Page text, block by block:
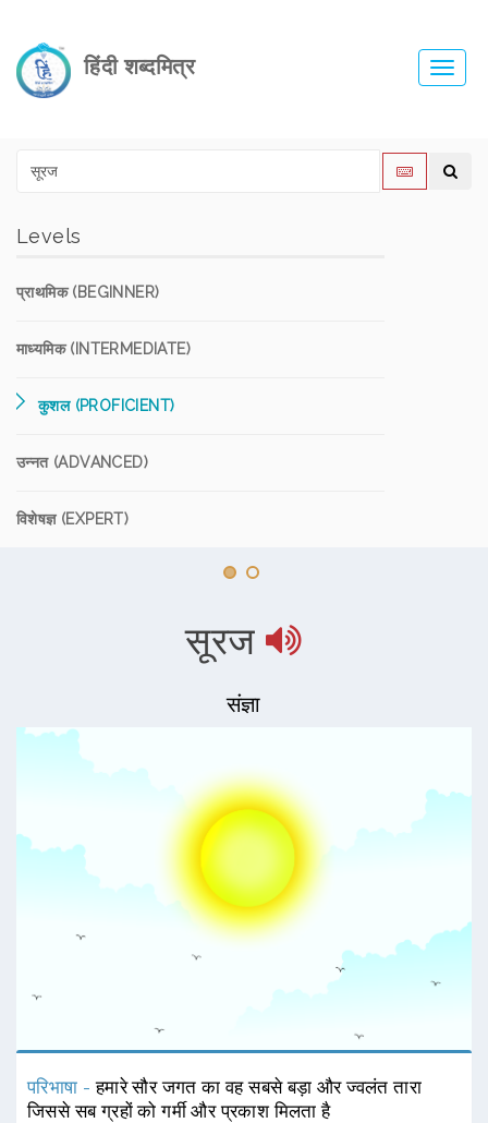
हिंदी शब्दमित्र
Levels
प्राथमिक (BEGINNER)
माध्यमिक (INTERMEDIATE)
कुशल (PROFICIENT)
उन्नत (ADVANCED)
विशेषज्ञ (EXPERT)
सूरज
संज्ञा
परिभाषा -हमारे सौर जगत का वह सबसे बड़ा और ज्वलंत तारा
जिससे सब ग्रहों को गर्मी और प्रकाश मिलता है